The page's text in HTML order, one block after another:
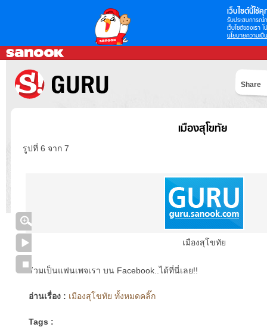
เว็บไซต์นี้ใช้คุ
รับประสบการณ์
เว็บไซต์ของเรา
นโยบายความเป็
Share
เมืองสุโขทัย
รูปที่ 6 จาก 7
เมืองสุโขทัย
ร่วมเป็นแฟนเพจเรา บน Facebook..ได้ที่นี่เลย!!
อ่านเรื่อง : เมืองสุโขทัย ทั้งหมดคลิ๊ก
Tags :